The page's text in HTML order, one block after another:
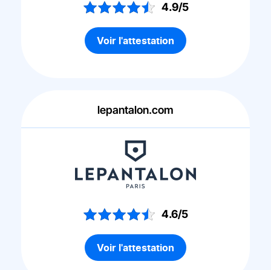
4.9/5
Voir l'attestation
lepantalon.com
4.6/5
Voir l'attestation